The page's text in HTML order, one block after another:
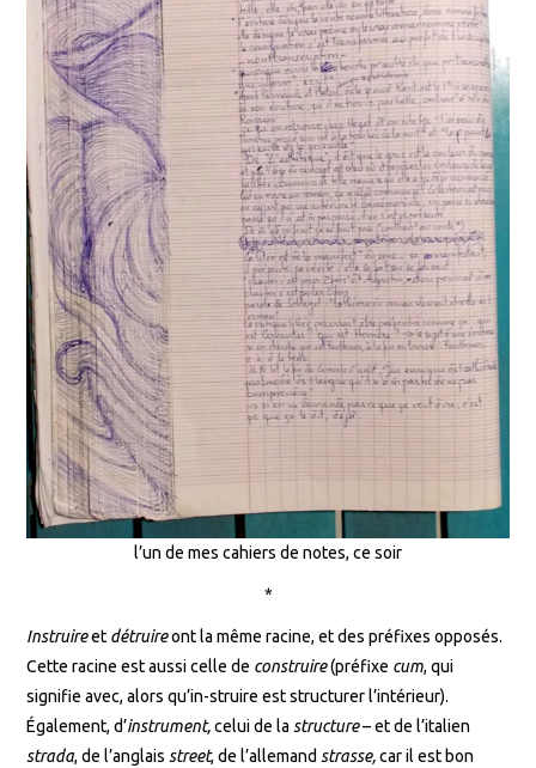
l’un de mes cahiers de notes, ce soir
*
Instruireet détruireont la même racine, et des préfixes opposés.
Cette racine est aussi celle de construire(préfixe cum, qui
signifie avec, alors qu’in-struire est structurer l’intérieur).
Également, d’instrument,celui de la structure– et de l’italien
strada, de l’anglais street, de l’allemand strasse,car il est bon